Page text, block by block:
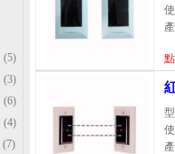
(5)
(3)
(6)
(4)
(7)